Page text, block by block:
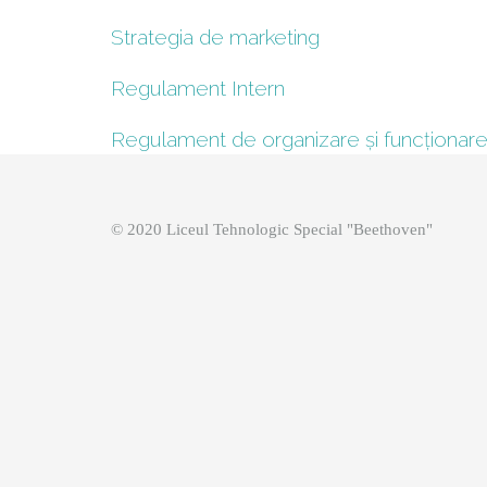
Strategia de marketing
Regulament Intern
Regulament de organizare și funcționare
© 2020 Liceul Tehnologic Special "Beethoven"